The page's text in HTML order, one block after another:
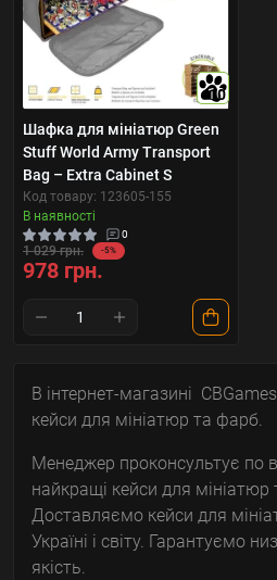
10
Шафка для мініатюр Green
Stuff World Army Transport
Bag – Extra Cabinet S
Код товару: 123605-155
В наявності
0
1 029 грн. -5%
978 грн.
В інтернет-магазині
кейси для мініатюр та фарб.
Менеджер проконсультує по
найкращі кейси для мініатюр
Доставляємо кейси для
Україні і світу. Гарантуємо
якість.